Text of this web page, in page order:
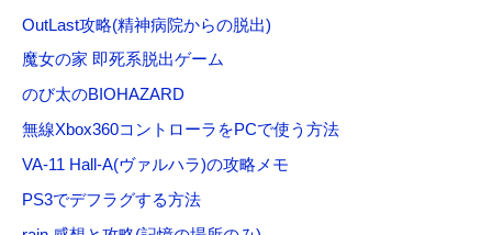
OutLast攻略(精神病院からの脱出)
魔女の家 即死系脱出ゲーム
のび太のBIOHAZARD
無線Xbox360コントローラをPCで使う方法
VA-11 Hall-A(ヴァルハラ)の攻略メモ
PS3でデフラグする方法